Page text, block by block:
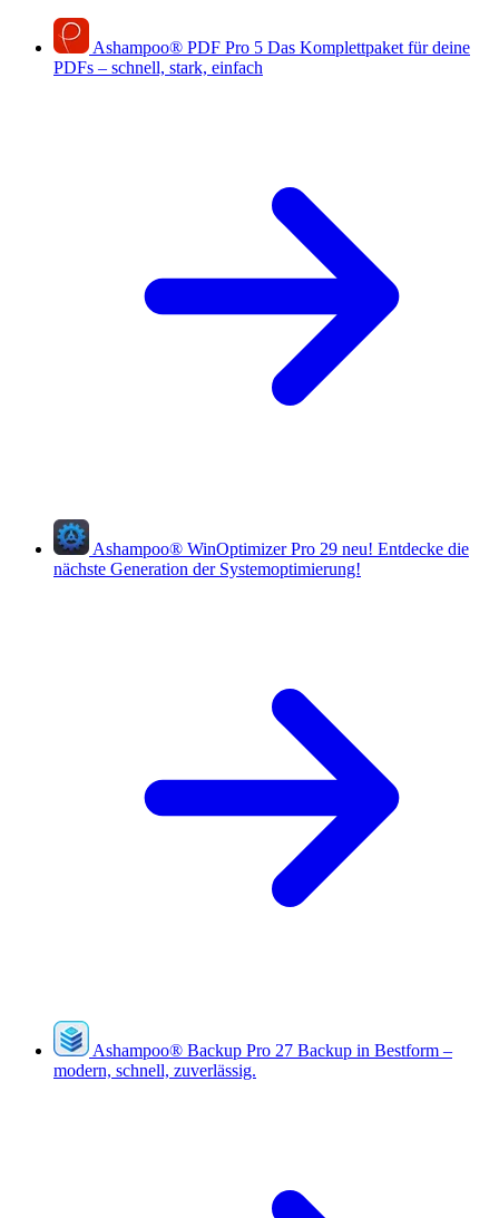
Ashampoo® PDF Pro 5 Das Komplettpaket für deine
PDFs – schnell, stark, einfach
Ashampoo® WinOptimizer Pro 29 neu! Entdecke die
nächste Generation der Systemoptimierung!
Ashampoo® Backup Pro 27 Backup in Bestform –
modern, schnell, zuverlässig.